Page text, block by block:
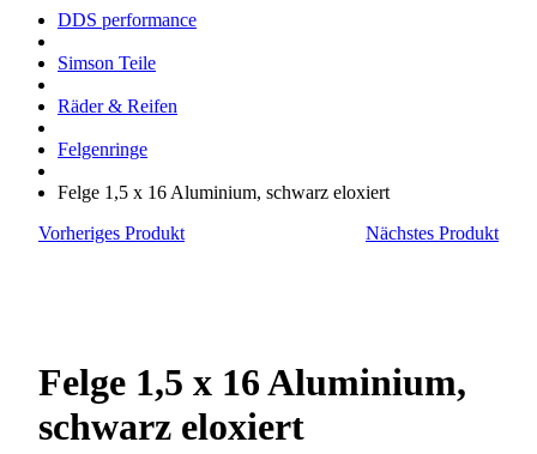
DDS performance
Simson Teile
Räder & Reifen
Felgenringe
Felge 1,5 x 16 Aluminium, schwarz eloxiert
Vorheriges Produkt
Nächstes Produkt
Felge 1,5 x 16 Aluminium,
schwarz eloxiert